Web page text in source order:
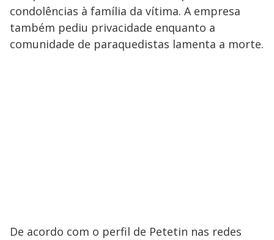
condolências à família da vítima. A empresa
também pediu privacidade enquanto a
comunidade de paraquedistas lamenta a morte.
De acordo com o perfil de Petetin nas redes